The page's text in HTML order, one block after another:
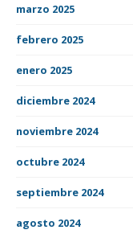
marzo 2025
febrero 2025
enero 2025
diciembre 2024
noviembre 2024
octubre 2024
septiembre 2024
agosto 2024